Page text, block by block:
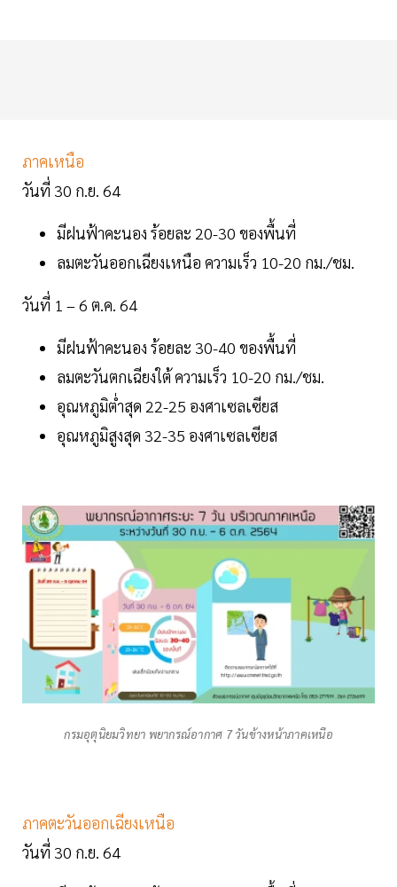
ภาคเหนือ
วันที่ 30 ก.ย. 64
มีฝนฟ้าคะนอง ร้อยละ 20-30 ของพื้นที่
ลมตะวันออกเฉียงเหนือ ความเร็ว 10-20 กม./ชม.
วันที่ 1 – 6 ต.ค. 64
มีฝนฟ้าคะนอง ร้อยละ 30-40 ของพื้นที่
ลมตะวันตกเฉียงใต้ ความเร็ว 10-20 กม./ชม.
อุณหภูมิต่ำสุด 22-25 องศาเซลเซียส
อุณหภูมิสูงสุด 32-35 องศาเซลเซียส
กรมอุตุนิยมวิทยา พยากรณ์อากาศ 7 วันข้างหน้าภาคเหนือ
ภาคตะวันออกเฉียงเหนือ
วันที่ 30 ก.ย. 64